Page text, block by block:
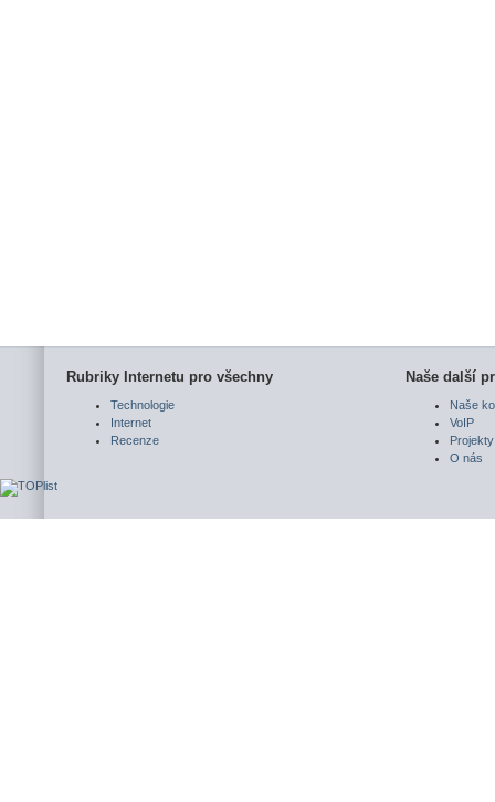
Rubriky Internetu pro všechny
Technologie
Internet
Recenze
Naše další
Naše
VoIP
Projekty
O nás